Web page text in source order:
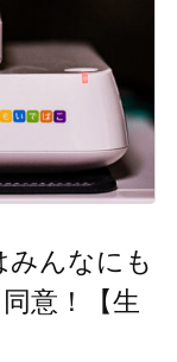
んなにも
意！【生